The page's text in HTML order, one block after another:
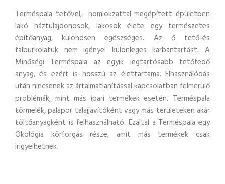
Terméspala tetővel,- homlokzattal megépített épületben
lakó háztulajdonosok, lakosok élete egy természetes
építőanyag, különösen egészséges. Az ő tető-és
falburkolatuk nem igényel különleges karbantartást. A
Minőségi Terméspala az egyik legtartósabb tetőfedő
anyag, és ezért is hosszú az élettartama. Elhasználódás
után nincsenek az ártalmatlanítással kapcsolatban felmerülő
problémák, mint más ipari termékek esetén. Terméspala
törmelék, palapor talajjavítóként vagy más területeken akár
töltőanyagként is felhasználható. Ezáltal a Terméspala egy
Ökológia körforgás része, amit más termékek csak
irigyelhetnek.